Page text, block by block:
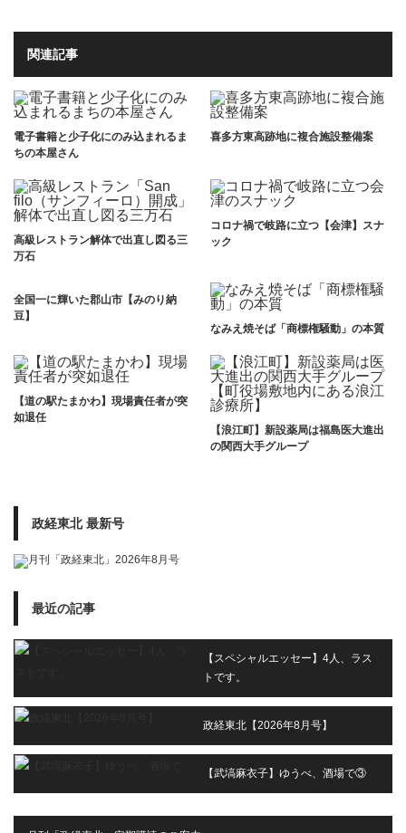
関連記事
電子書籍と少子化にのみ込まれるま
ちの本屋さん
喜多方東高跡地に複合施設整備案
高級レストラン解体で出直し図る三
万石
コロナ禍で岐路に立つ【会津】スナ
ック
全国一に輝いた郡山市【みのり納
豆】
なみえ焼そば「商標権騒動」の本質
【道の駅たまかわ】現場責任者が突
如退任
【浪江町】新設薬局は福島医大進出
の関西大手グループ
政経東北 最新号
最近の記事
【スペシャルエッセー】4人、ラス
トです。
政経東北【2026年8月号】
【武塙麻衣子】ゆうべ、酒場で③